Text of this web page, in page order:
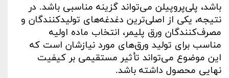
باشد، پلی‌پروپیلن می‌تواند گزینه مناسبی باشد. در
نتیجه، یکی از اصلی‌ترین دغدغه‌های تولیدکنندگان و
مصرف‌کنندگان ورق پلیمر، انتخاب ماده اولیه
مناسب برای تولید ورق‌های مورد نیازشان است که
این موضوع می‌تواند تأثیر مستقیمی بر کیفیت
نهایی محصول داشته باشد.